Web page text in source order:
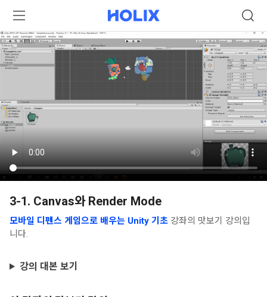
3-1. Canvas와 Render Mode
모바일 디펜스 게임으로 배우는 Unity 기초 강좌의 맛보기 강의입
니다.
강의 대본 보기